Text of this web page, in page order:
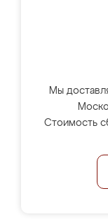
Мы
Стоимость